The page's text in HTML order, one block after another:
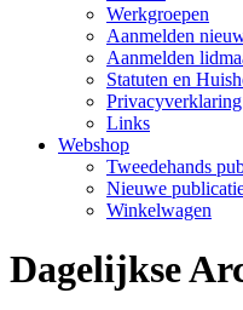
Werkgroepen
Aanmelden
Aanmelden
Statuten en
Privacyverklaring
Links
Webshop
Tweedehands
Nieuwe
Winkelwagen
Dagelijkse